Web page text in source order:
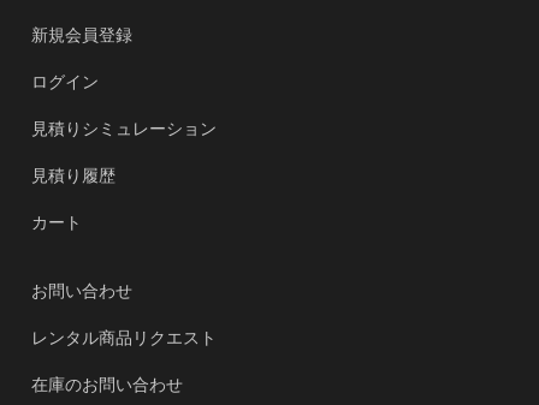
新規会員登録
ログイン
見積りシミュレーション
見積り履歴
カート
お問い合わせ
レンタル商品リクエスト
在庫のお問い合わせ